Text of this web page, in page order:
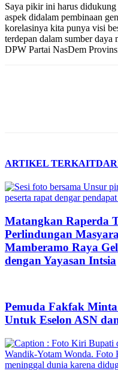
Saya pikir ini harus
aspek didalam pembinaan
korelasinya kita punya visi
terdepan dalam sumber
DPW Partai NasDem
ARTIKEL TERKAIT
Matangkan Raperda
Perlindungan
Mamberamo Raya
dengan Yayasan Intsia
Pemuda Fakfak
Untuk Eselon ASN